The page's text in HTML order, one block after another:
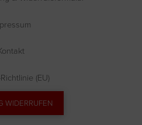
(EU)
WIDERRUFEN